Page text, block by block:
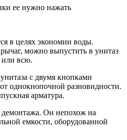
ее нужно нажать
в целях экономии воды.
можно выпустить в унитаз
или всю.
с двумя кнопками
однокнопочной разновидности.
арматура.
Он непохож на
емкости, оборудованной